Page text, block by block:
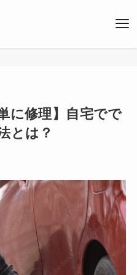
に修理】自宅でで
とは？